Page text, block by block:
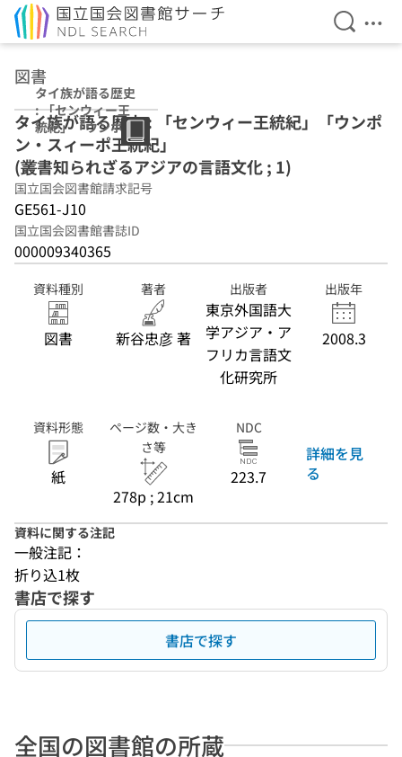
検索を
メ
図書
タイ族が語る歴史
: 「センウィー王
統紀」「ウンポ
ン・スィーポ王統
紀」 (叢書知られ
ざるアジアの言語
文化 ; 1)
タイ族が語る歴史 : 「センウィー王統紀」「ウンポ
ン・スィーポ王統紀」
(叢書知られざるアジアの言語文化 ; 1)
国立国会図書館請求記号
GE561-J10
国立国会図書館書誌ID
000009340365
資料種別
図書
著者
新谷忠彦 著
出版者
東京外国語大
学アジア・ア
フリカ言語文
化研究所
出版年
2008.3
資料形態
紙
ページ数・大き
さ等
278p ; 21cm
NDC
223.7
詳細を見
る
資料に関する注記
一般注記：
折り込1枚
書店で探す
書店で探す
全国の図書館の所蔵